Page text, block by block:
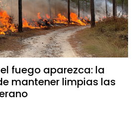
fuego aparezca: la
mantener limpias las